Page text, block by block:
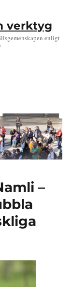
verktyg
enligt
–